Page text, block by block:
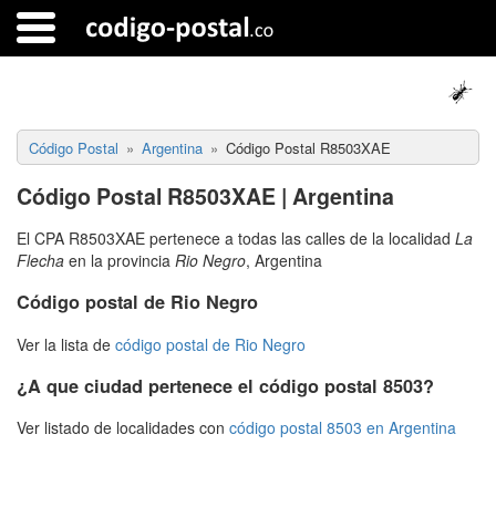
Código Postal Argentina Código Postal R8503XAE
Código Postal R8503XAE | Argentina
El CPA R8503XAE pertenece a todas las calles de la localidad La
Flecha en la provincia Rio Negro, Argentina
Código postal de Rio Negro
Ver la lista de código postal de Rio Negro
¿A que ciudad pertenece el código postal 8503?
Ver listado de localidades con código postal 8503 en Argentina